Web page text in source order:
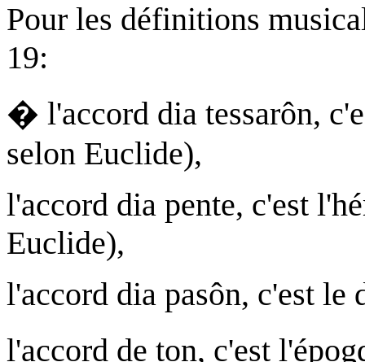
Pour les définitions
19:
� l'accord dia tessarôn,
selon Euclide),
l'accord dia pente, c'est
Euclide),
l'accord dia pasôn, c'est le
l'accord de ton, c'est